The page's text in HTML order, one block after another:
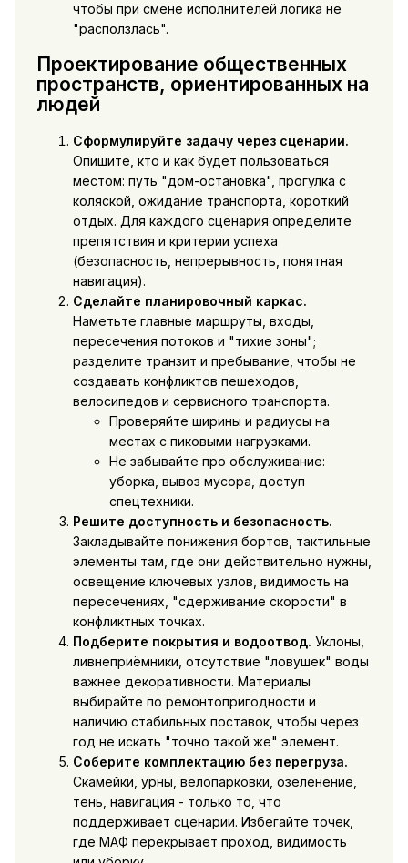
чтобы при смене исполнителей логика не
"расползлась".
Проектирование общественных
пространств, ориентированных на
людей
Сформулируйте задачу через сценарии.
Опишите, кто и как будет пользоваться
местом: путь "дом-остановка", прогулка с
коляской, ожидание транспорта, короткий
отдых. Для каждого сценария определите
препятствия и критерии успеха
(безопасность, непрерывность, понятная
навигация).
Сделайте планировочный каркас.
Наметьте главные маршруты, входы,
пересечения потоков и "тихие зоны";
разделите транзит и пребывание, чтобы не
создавать конфликтов пешеходов,
велосипедов и сервисного транспорта.
Проверяйте ширины и радиусы на
местах с пиковыми нагрузками.
Не забывайте про обслуживание:
уборка, вывоз мусора, доступ
спецтехники.
Решите доступность и безопасность.
Закладывайте понижения бортов, тактильные
элементы там, где они действительно нужны,
освещение ключевых узлов, видимость на
пересечениях, "сдерживание скорости" в
конфликтных точках.
Подберите покрытия и водоотвод. Уклоны,
ливнеприёмники, отсутствие "ловушек" воды
важнее декоративности. Материалы
выбирайте по ремонтопригодности и
наличию стабильных поставок, чтобы через
год не искать "точно такой же" элемент.
Соберите комплектацию без перегруза.
Скамейки, урны, велопарковки, озеленение,
тень, навигация - только то, что
поддерживает сценарии. Избегайте точек,
где МАФ перекрывает проход, видимость